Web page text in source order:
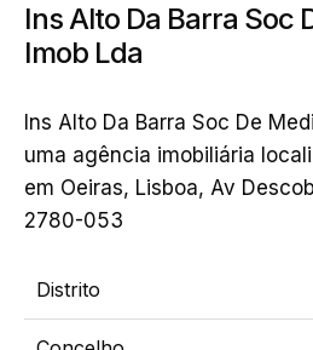
Ins Alto Da Barra Soc
Imob Lda
Ins Alto Da Barra Soc De
uma agência imobiliária
em Oeiras, Lisboa, Av
2780-053
Distrito